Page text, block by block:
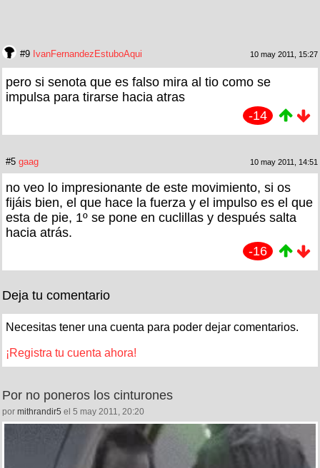
#9 IvanFernandezEstuboAqui 10 may 2011, 15:27
pero si senota que es falso mira al tio como se
impulsa para tirarse hacia atras
-14
#5 gaag 10 may 2011, 14:51
no veo lo impresionante de este movimiento, si os
fijáis bien, el que hace la fuerza y el impulso es el que
esta de pie, 1º se pone en cuclillas y después salta
hacia atrás.
-16
Deja tu comentario
Necesitas tener una cuenta para poder dejar comentarios.
¡Registra tu cuenta ahora!
Por no poneros los cinturones
por mithrandir5 el 5 may 2011, 20:20